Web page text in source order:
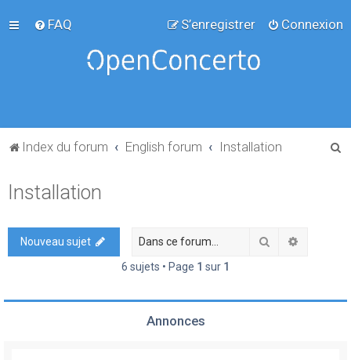
FAQ Connexion
S’enregistrer
Index du forum English forum Installation
h
Installation
Nouveau sujet Rechercher
6 sujets • Page 1 sur 1
Annonces